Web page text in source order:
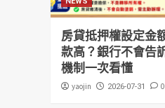
房貸抵押權設定金
款高？銀行不會告
機制一次看懂
yaojin 2026-07-31 0